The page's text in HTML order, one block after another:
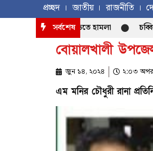
প্রচ্ছদ জাতীয় রাজনীতি
সর্বশেষ
সাকিবের বাড়িতে হামলা চব্বিশের
বোয়ালখালী
জুন ১৪, ২০২৪ ২:০৩
এম মনির চৌধুরী রানা